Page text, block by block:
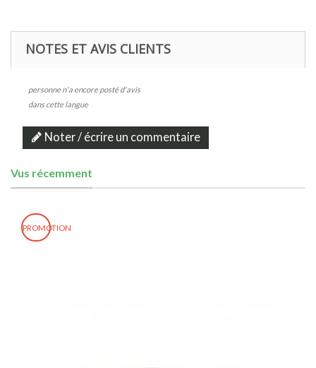
NOTES ET AVIS CLIENTS
personne n'a encore posté d'avis
dans cette langue
Noter / écrire un commentaire
Vus récemment
PROMOTION